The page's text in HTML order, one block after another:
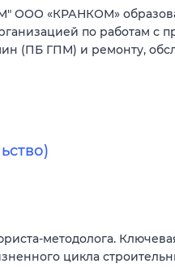
ООО «КРАНКОМ»
по работам с
(ПБ ГПМ) и ремонту,
методолога.
цикла